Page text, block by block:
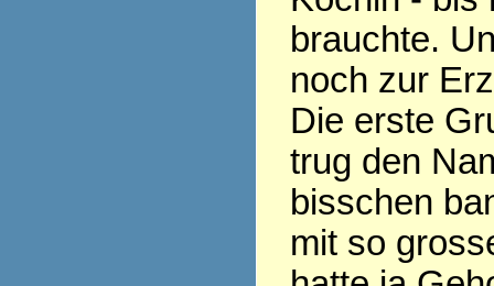
brauchte.
noch zur
Die erste
trug den
bisschen
mit so